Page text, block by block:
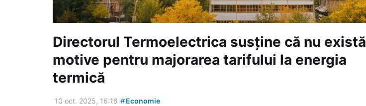
Directorul Termoelectrica susține că nu există
motive pentru majorarea tarifului la energia
termică
10 oct. 2025, 16:18 #Economie